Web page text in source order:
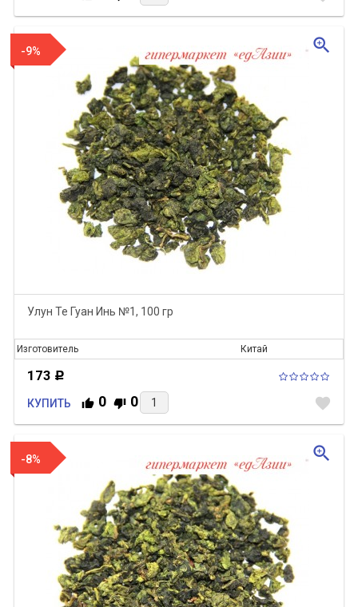
-9%
Улун Те Гуан Инь №1, 100 гр
Изготовитель Китай
173 Р
КУПИТЬ 0 0 favorite
zoom_in
-8% zoom_in